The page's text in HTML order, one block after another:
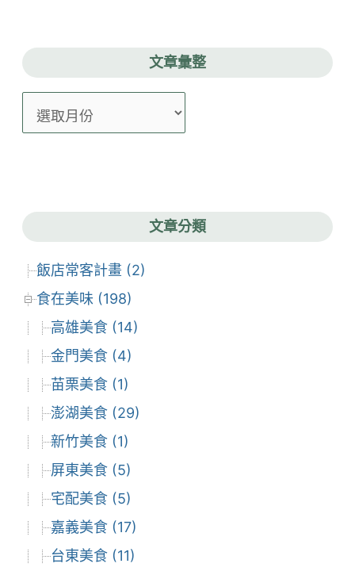
文章彙整
章
文章分類
飯店常客計畫 (2)
食在美味 (198)
高雄美食 (14)
金門美食 (4)
苗栗美食 (1)
澎湖美食 (29)
新竹美食 (1)
屏東美食 (5)
宅配美食 (5)
嘉義美食 (17)
台東美食 (11)